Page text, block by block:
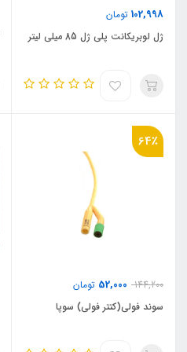
102,998 تومان
ژل لوبریکانت پلی ژل 85 میلی لیتر
64٪
144,200
52,000 تومان
سوند فولی(کتتر فولی) سوپا